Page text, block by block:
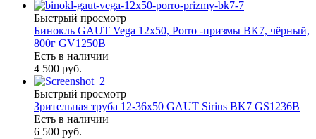
Быстрый просмотр
Бинокль GAUT Vega 12x50, Porro -призмы ВК7, чёрный,
800г GV1250B
Есть в наличии
4 500 руб.
Быстрый просмотр
Зрительная труба 12-36х50 GAUT Sirius BK7 GS1236B
Есть в наличии
6 500 руб.